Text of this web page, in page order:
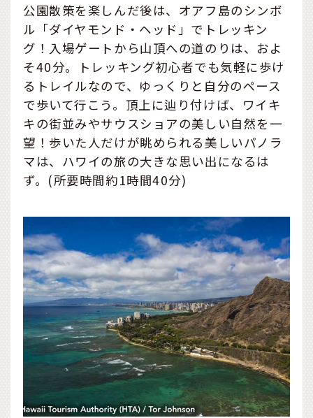
公園散策を楽しんだ後は、オアフ島のシンボ
ル「ダイヤモンド・ヘッド」でトレッキン
グ！入場ゲートから山頂への道のりは、およ
そ40分。トレッキング初心者でも気軽に歩け
るトレイルなので、ゆっくりと自分のペース
で歩いて行こう。頂上に辿り付けば、ワイキ
キの街並みやサウスショアの美しい自然を一
望！歩いた人だけが眺められる美しいパノラ
マは、ハワイの旅の大きな思い出になるは
ず。(所要時間約1時間40分)